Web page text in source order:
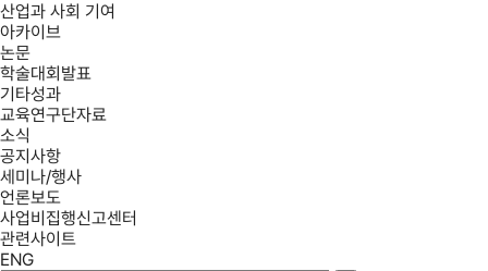
산업과 사회 기여
아카이브
논문
학술대회발표
기타성과
교육연구단자료
소식
공지사항
세미나/행사
언론보도
사업비집행신고센터
관련사이트
ENG